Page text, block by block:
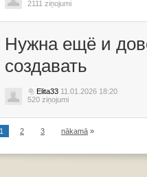
2111 ziņojumi
Нужна ещё и
создавать
Elita33 11.01.2026 18:20
520 ziņojumi
1 2 3 nākamā »